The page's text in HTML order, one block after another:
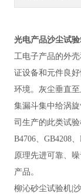
光电产品沙尘试
工电子产品的外
证设备和元件良
环境。灰尘垂直
集漏斗集中给涡
司生产的此类试
B4706、GB4208
原理先进可靠、
产品。
柳沁砂尘试验机|